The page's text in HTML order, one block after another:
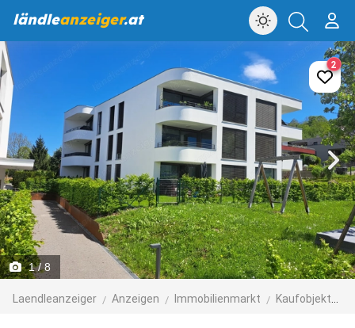
ländleanzeiger.at
1/ 8
Laendleanzeiger Anzeigen Immobilienmarkt Kaufobjekte
2